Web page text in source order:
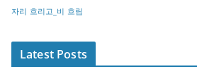
자리 흐리고_비 흐림
Latest Posts